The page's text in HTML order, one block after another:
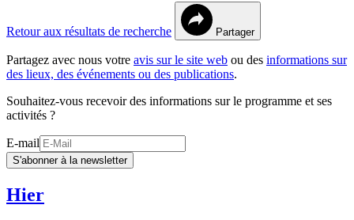
Retour aux résultats de recherche Partager
Partagez avec nous votre avis sur le site web ou des informations sur
des lieux, des événements ou des publications.
Souhaitez-vous recevoir des informations sur le programme et ses
activités ?
E-mail
S'abonner à la newsletter
Hier